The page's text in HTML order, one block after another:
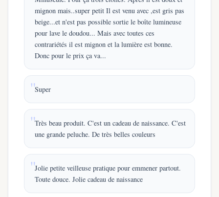
mignon mais..super petit Il est venu avec ,est gris pas
beige...et n'est pas possible sortie le boîte lumineuse
pour lave le doudou... Mais avec toutes ces
contrariétés il est mignon et la lumière est bonne.
Donc pour le prix ça va...
Super
Très beau produit. C'est un cadeau de naissance. C'est
une grande peluche. De très belles couleurs
Jolie petite veilleuse pratique pour emmener partout.
Toute douce. Jolie cadeau de naissance